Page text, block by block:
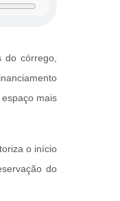
córrego,
mais
o início
do